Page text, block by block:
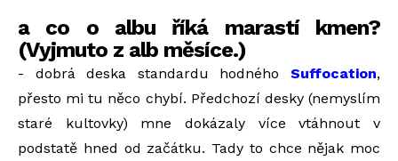
a co o albu říká marastí kmen?
(Vyjmuto z alb měsíce.)
- dobrá deska standardu hodného Suffocation,
přesto mi tu něco chybí. Předchozí desky (nemyslím
staré kultovky) mne dokázaly více vtáhnout v
podstatě hned od začátku. Tady to chce nějak moc